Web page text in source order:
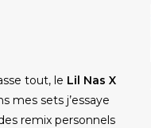
tout, le Lil Nas X
mes sets j’essaye
remix personnels